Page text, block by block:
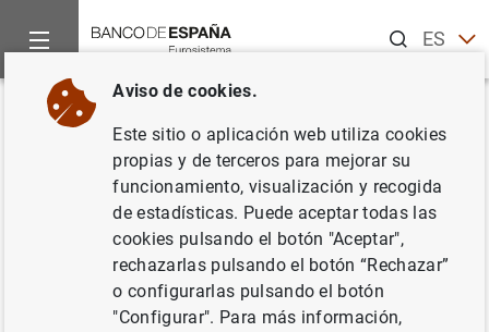
ESEN
Inicio Noticias y eventos
Volver
Nota informativa sobre la
aplicación de las moratorias
legislativas y sectoriales de
deudas hipotecarias y de
créditos sin garantía hipotecaria
Aviso de cookies.
Este sitio o aplicación web utiliza cookies
propias y de terceros para mejorar su
funcionamiento, visualización y recogida
de estadísticas. Puede aceptar todas las
cookies pulsando el botón "Aceptar",
rechazarlas pulsando el botón “Rechazar”
o configurarlas pulsando el botón
"Configurar". Para más información,